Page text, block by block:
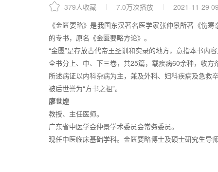
379人收藏 7.0万次播放
2021-11-29
《金匮要略》是我国东汉著名医学家张仲景所著《伤
的专书，原名《金匮要略方论》。
“金匮”是存放古代帝王圣训和实录的地方，意指本书内
全书分上、中、下三卷，共25篇，载疾病60余种，收方
所述病证以内科杂病为主，兼及外科、妇科疾病及急救
被后世誉为“方书之祖”。
廖世煌
教授、主任医师。
广东省中医学会仲景学术委员会常务委员。
现任中医临床基础学科。金匮要略博士及硕士研究生导